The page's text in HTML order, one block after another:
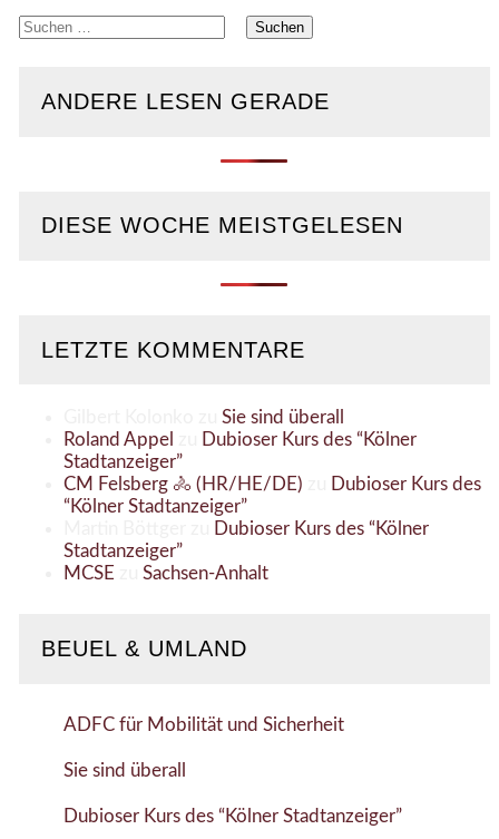
Suchen
ANDERE LESEN GERADE
DIESE WOCHE MEISTGELESEN
LETZTE KOMMENTARE
Sie sind überall
Roland Appel
Dubioser Kurs des “Kölner
Stadtanzeiger”
CM Felsberg 🚴 (HR/HE/DE)
Dubioser Kurs des
“Kölner Stadtanzeiger”
Dubioser Kurs des “Kölner
Stadtanzeiger”
MCSE
Sachsen-Anhalt
BEUEL & UMLAND
ADFC für Mobilität und Sicherheit
Sie sind überall
Dubioser Kurs des “Kölner Stadtanzeiger”